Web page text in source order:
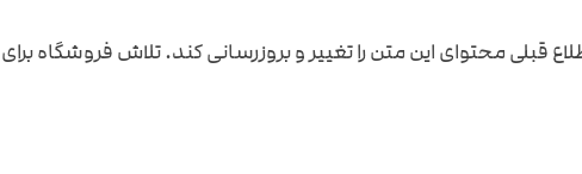
قبلی محتوای این متن را تغییر و بروزرسانی کند. تلاش فروشگاه